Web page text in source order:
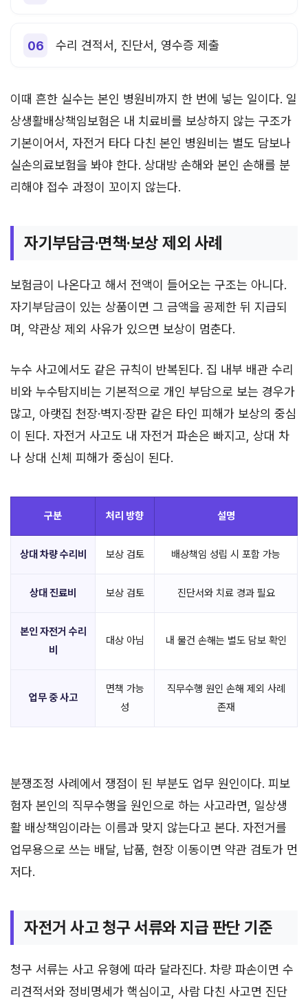
수리 견적서, 진단서, 영수증 제출
이때 흔한 실수는 본인 병원비까지 한 번에 넣는 일이다. 일
상생활배상책임보험은 내 치료비를 보상하지 않는 구조가
기본이어서, 자전거 타다 다친 본인 병원비는 별도 담보나
실손의료보험을 봐야 한다. 상대방 손해와 본인 손해를 분
리해야 접수 과정이 꼬이지 않는다.
자기부담금·면책·보상 제외 사례
보험금이 나온다고 해서 전액이 들어오는 구조는 아니다.
자기부담금이 있는 상품이면 그 금액을 공제한 뒤 지급되
며, 약관상 제외 사유가 있으면 보상이 멈춘다.
누수 사고에서도 같은 규칙이 반복된다. 집 내부 배관 수리
비와 누수탐지비는 기본적으로 개인 부담으로 보는 경우가
많고, 아랫집 천장·벽지·장판 같은 타인 피해가 보상의 중심
이 된다. 자전거 사고도 내 자전거 파손은 빠지고, 상대 차
나 상대 신체 피해가 중심이 된다.
구분 처리 방향 설명
상대 차량 수리비 보상 검토 배상책임 성립 시 포함 가능
상대 진료비 보상 검토 진단서와 치료 경과 필요
본인 자전거 수리
비
대상 아님 내 물건 손해는 별도 담보 확인
업무 중 사고
면책 가능
성
직무수행 원인 손해 제외 사례
존재
분쟁조정 사례에서 쟁점이 된 부분도 업무 원인이다. 피보
험자 본인의 직무수행을 원인으로 하는 사고라면, 일상생
활 배상책임이라는 이름과 맞지 않는다고 본다. 자전거를
업무용으로 쓰는 배달, 납품, 현장 이동이면 약관 검토가 먼
저다.
자전거 사고 청구 서류와 지급 판단 기준
청구 서류는 사고 유형에 따라 달라진다. 차량 파손이면 수
리견적서와 정비명세가 핵심이고, 사람 다친 사고면 진단